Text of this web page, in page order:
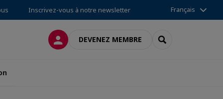
Inscrivez-vous à notre newsletter Français
CONNEXIONDEVENEZ MEMBRE RECHERCHER